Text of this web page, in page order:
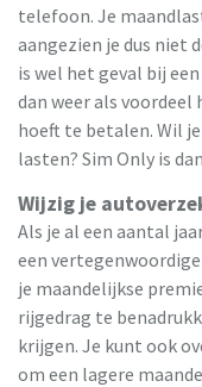
telefoon. Je
aangezien je dus niet
is wel het geval bij een
dan weer als
hoeft te betalen. Wil
lasten? Sim Only is
Wijzig je
Als je al een aantal
een
je maandelijkse
rijgedrag te
krijgen. Je kunt ook
om een ​​lagere